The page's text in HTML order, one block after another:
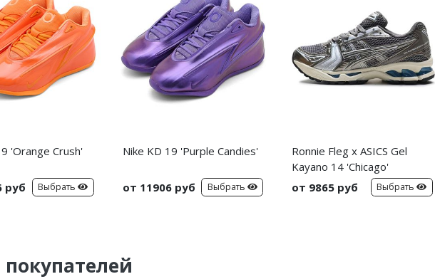
'Orange Crush'
руб Выбрать
Nike KD 19 'Purple Candies'
от 11906 руб Выбрать
Ronnie Fleg x ASICS Gel
Kayano 14 'Chicago'
от 9865 руб
Выбрать